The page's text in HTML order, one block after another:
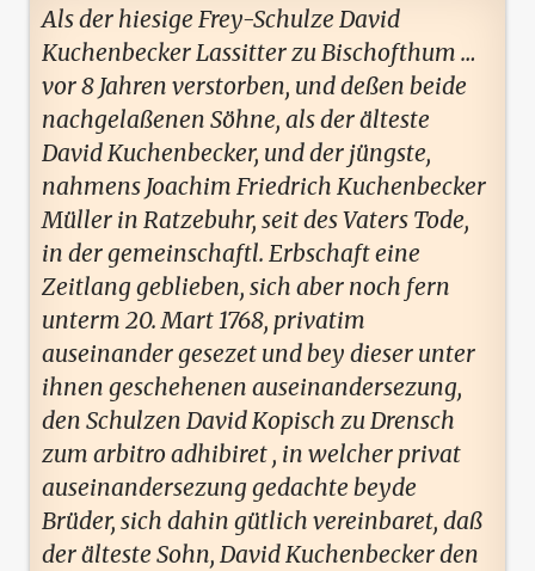
Als der hiesige Frey-Schulze David
Kuchenbecker Lassitter zu Bischofthum …
vor 8 Jahren verstorben, und deßen beide
nachgelaßenen Söhne, als der älteste
David Kuchenbecker, und der jüngste,
nahmens Joachim Friedrich Kuchenbecker
Müller in Ratzebuhr, seit des Vaters Tode,
in der gemeinschaftl. Erbschaft eine
Zeitlang geblieben, sich aber noch fern
unterm 20. Mart 1768, privatim
auseinander gesezet und bey dieser unter
ihnen geschehenen auseinandersezung,
den Schulzen David Kopisch zu Drensch
zum arbitro adhibiret , in welcher privat
auseinandersezung gedachte beyde
Brüder, sich dahin gütlich vereinbaret, daß
der älteste Sohn, David Kuchenbecker den